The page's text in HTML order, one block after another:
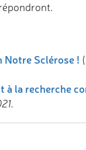
Notre Sclérose !
à la recherche